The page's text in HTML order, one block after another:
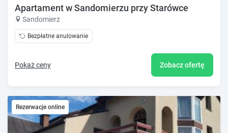
Apartament w Sandomierzu przy Starówce
Sandomierz
Bezpłatne anulowanie
Pokaż ceny Zobacz ofertę
Rezerwacje online